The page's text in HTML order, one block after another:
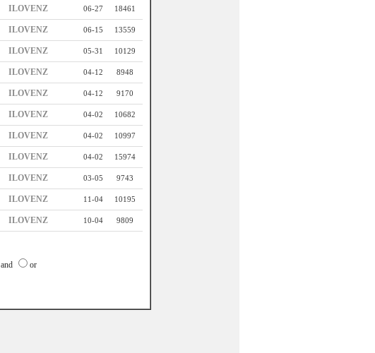
ILOVENZ 06-27 18461
ILOVENZ 06-15 13559
ILOVENZ 05-31 10129
ILOVENZ 04-12 8948
ILOVENZ 04-12 9170
ILOVENZ 04-02 10682
ILOVENZ 04-02 10997
ILOVENZ 04-02 15974
ILOVENZ 03-05 9743
ILOVENZ 11-04 10195
ILOVENZ 10-04 9809
and or